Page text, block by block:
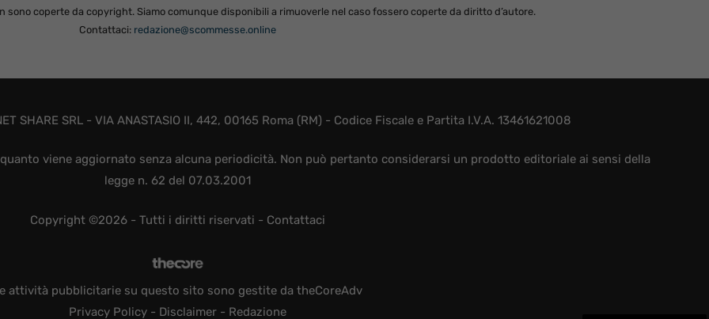
sono coperte da copyright. Siamo comunque disponibili a rimuoverle nel caso fossero coperte da diritto d’autore.
Contattaci: redazione@scommesse.online
SHARE SRL - VIA ANASTASIO II, 442, 00165 Roma (RM) - Codice Fiscale e Partita I.V.A. 13461621008
viene aggiornato senza alcuna periodicità. Non può pertanto considerarsi un prodotto editoriale ai sensi della
legge n. 62 del 07.03.2001
Copyright ©2026 - Tutti i diritti riservati - Contattaci
attività pubblicitarie su questo sito sono gestite da theCoreAdv
Privacy Policy- Disclaimer- Redazione